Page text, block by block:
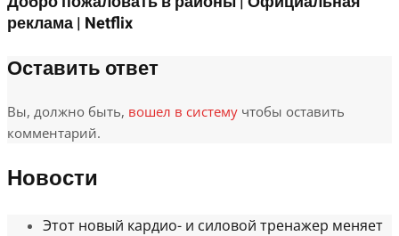
реклама | Netflix
Оставить ответ
Вы, должно быть, вошел в систему чтобы оставить
комментарий.
Новости
Этот новый кардио- и силовой тренажер меняет